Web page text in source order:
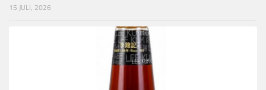
15 JULI, 2026